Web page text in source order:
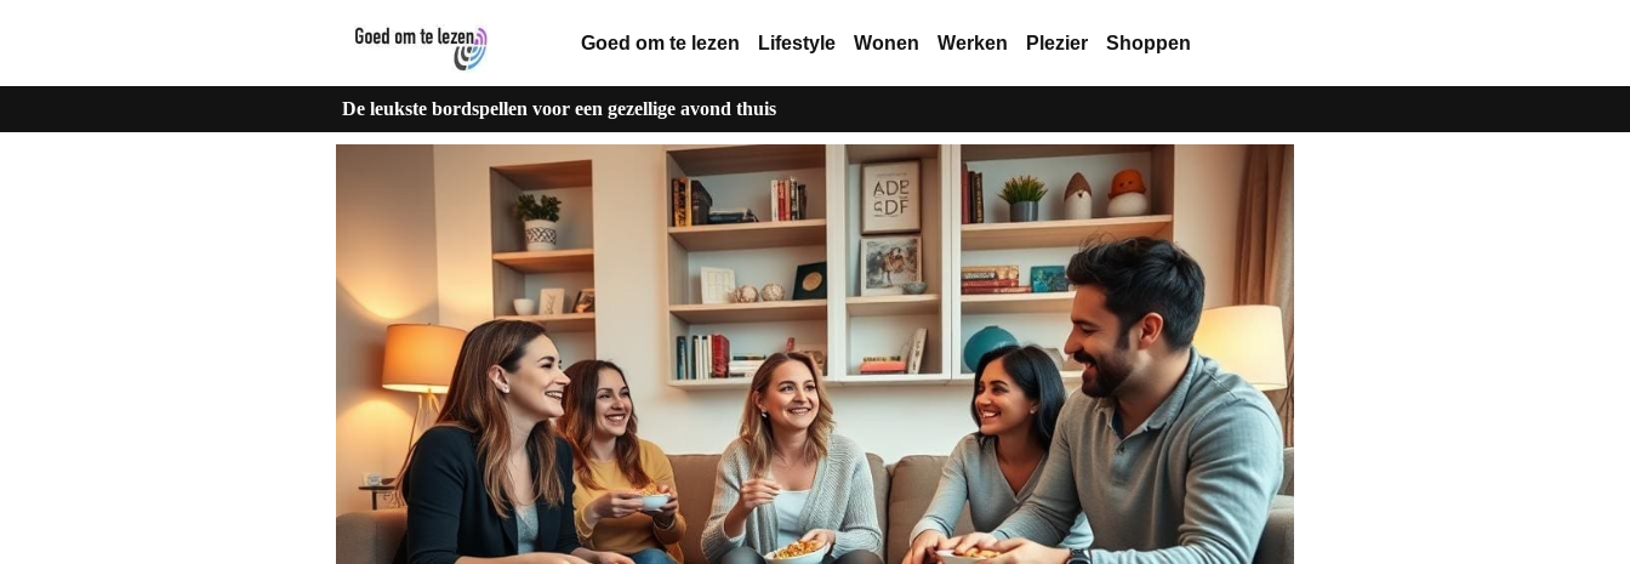
Goed om te lezen Lifestyle Wonen Werken Plezier Shoppen
De leukste bordspellen voor een gezellige avond thuis